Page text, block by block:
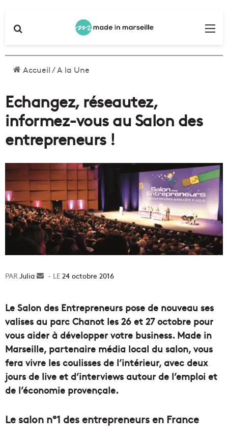
Accueil/A la Une
Echangez, réseautez,
informez-vous au Salon des
entrepreneurs !
Julia
Envoyer24 octobre 2016
Le Salon des Entrepreneurs pose de nouveau ses
valises au parc Chanot les 26 et 27 octobre pour
vous aider à développer votre business. Made in
Marseille, partenaire média local du salon, vous
fera vivre les coulisses de l’intérieur, avec deux
jours de live et d’interviews autour de l’emploi et
de l’économie provençale.
Le salon n°1 des entrepreneurs en France